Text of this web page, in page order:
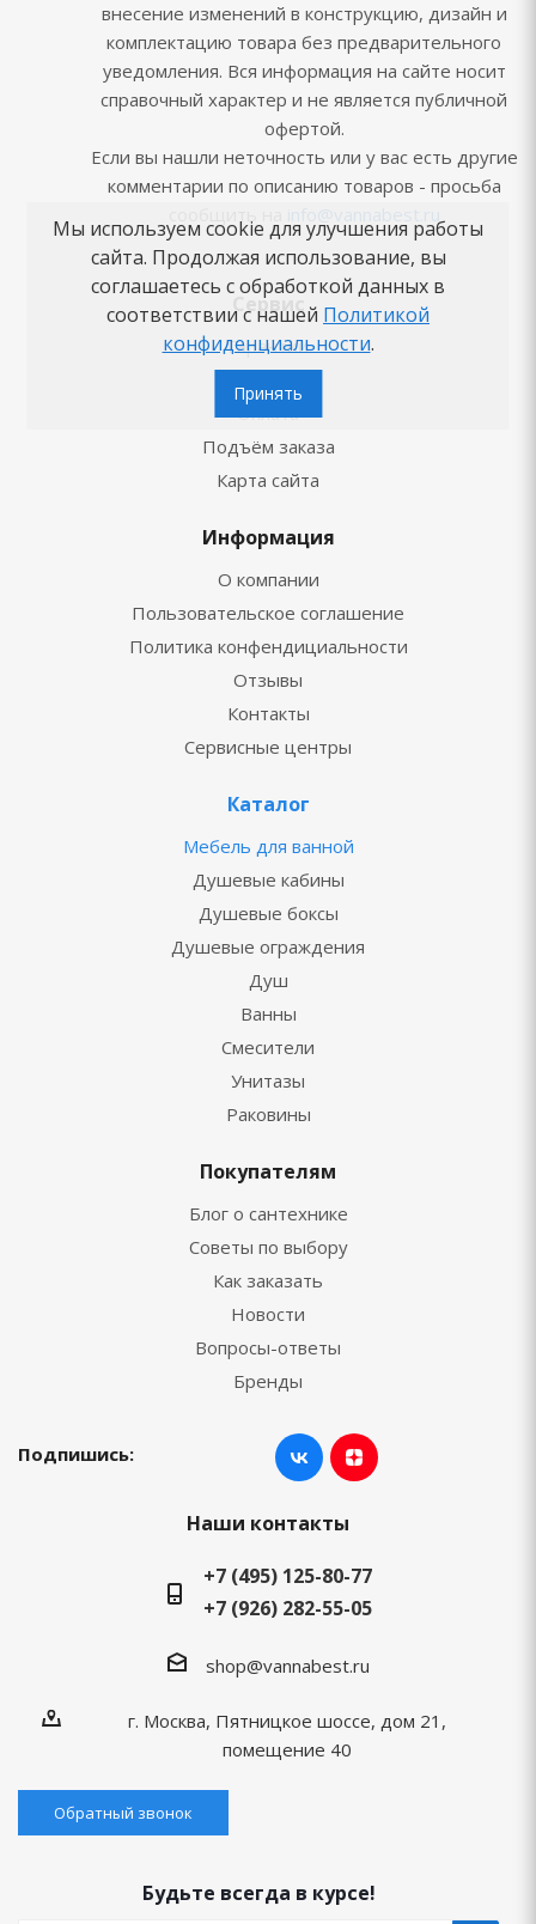
внесение изменений в конструкцию, дизайн и
комплектацию товара без предварительного
уведомления. Вся информация на сайте носит
справочный характер и не является публичной
офертой.
Если вы нашли неточность или у вас есть другие
комментарии по описанию товаров - просьба
Сервис
Гарантии
Оплата
Подъём заказа
Карта сайта
Информация
О компании
Пользовательское соглашение
Политика конфендициальности
Отзывы
Контакты
Сервисные центры
Каталог
Мебель для ванной
Душевые кабины
Душевые боксы
Душевые ограждения
Душ
Ванны
Смесители
Унитазы
Раковины
Покупателям
Блог о сантехнике
Советы по выбору
Как заказать
Новости
Вопросы-ответы
Бренды
Подпишись:
Наши контакты
+7 (495) 125-80-77
+7 (926) 282-55-05
shop@vannabest.ru
г. Москва, Пятницкое шоссе, дом 21,
помещение 40
Обратный звонок
Будьте всегда в курсе!
Мы используем cookie для улучшения работы
сайта. Продолжая использование, вы
соглашаетесь с обработкой данных в
соответствии с нашей Политикой
конфиденциальности.
Принять